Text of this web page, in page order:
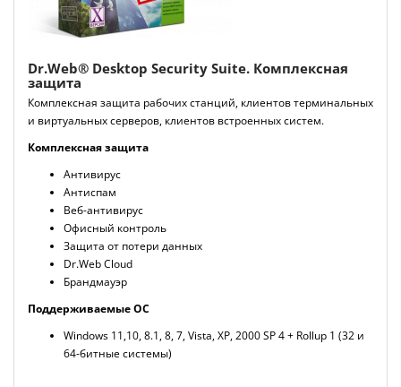
Dr.Web® Desktop Security Suite. Комплексная
защита
Комплексная защита рабочих станций, клиентов терминальных
и виртуальных серверов, клиентов встроенных систем.
Комплексная защита
Антивирус
Антиспам
Веб-антивирус
Офисный контроль
Защита от потери данных
Dr.Web Cloud
Брандмауэр
Поддерживаемые ОС
Windows 11,10, 8.1, 8, 7, Vista, XP, 2000 SP 4 + Rollup 1 (32 и
64-битные системы)